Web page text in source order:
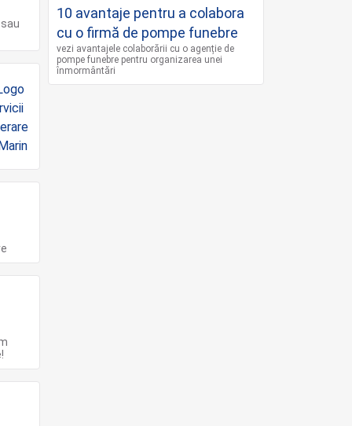
10 avantaje pentru a colabora
cu o firmă de pompe funebre
vezi avantajele colaborării cu o agenție de
pompe funebre pentru organizarea unei
înmormântări